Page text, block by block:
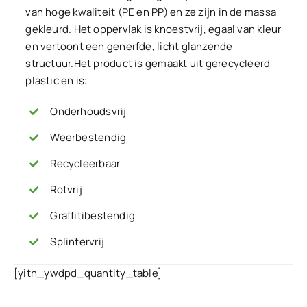
van hoge kwaliteit (PE en PP) en ze zijn in de massa
gekleurd. Het oppervlak is knoestvrij, egaal van kleur
en vertoont een generfde, licht glanzende
structuur.Het product is gemaakt uit gerecycleerd
plastic en is:
Onderhoudsvrij
Weerbestendig
Recycleerbaar
Rotvrij
Graffitibestendig
Splintervrij
[yith_ywdpd_quantity_table]